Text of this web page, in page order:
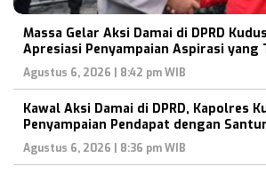
Massa Gelar Aksi Damai di DPRD
Apresiasi Penyampaian Aspirasi yang
Agustus 6, 2026 | 8:42 pm WIB
Kawal Aksi Damai di DPRD, Kapolres
Penyampaian Pendapat dengan
Agustus 6, 2026 | 8:36 pm WIB